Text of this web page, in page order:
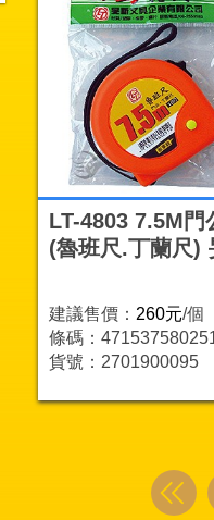
LT-4803 7.5M門
(魯班尺.丁蘭尺)
建議售價： 260元/個
條碼：
貨號：2701900095